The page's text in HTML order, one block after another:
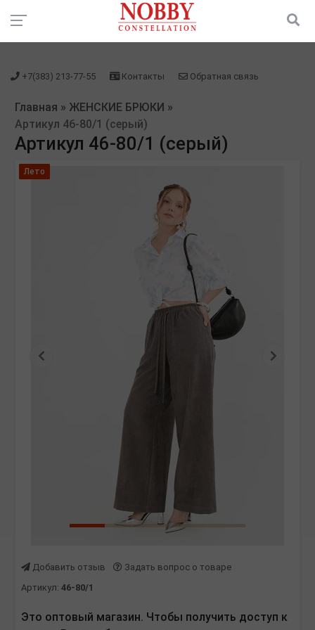
зарегистрироваться" />зарегистрироваться" />
+7(383) 213-77-55 Контакты Обратная связь
Главная » ЖЕНСКИЕ БРЮКИ »
Артикул 46-80/1 (серый)
Артикул 46-80/1 (серый)
Лето
Предыдущая
Добавить отзыв
Задать вопрос о товаре
Артикул: 46-80/1
Это оптовый магазин. Чтобы получить доступ к